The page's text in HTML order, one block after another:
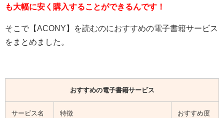
も大幅に安く購入することができるんです！
そこで【 ACONY 】を読むのにおすすめの電子書籍サービス
をまとめました。
おすすめの電子書籍サービス
サービス名 特徴 おすすめ度